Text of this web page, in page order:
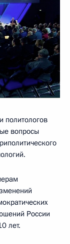
политологов
вопросы
России
лет.